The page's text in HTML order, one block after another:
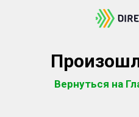
Вернуться на